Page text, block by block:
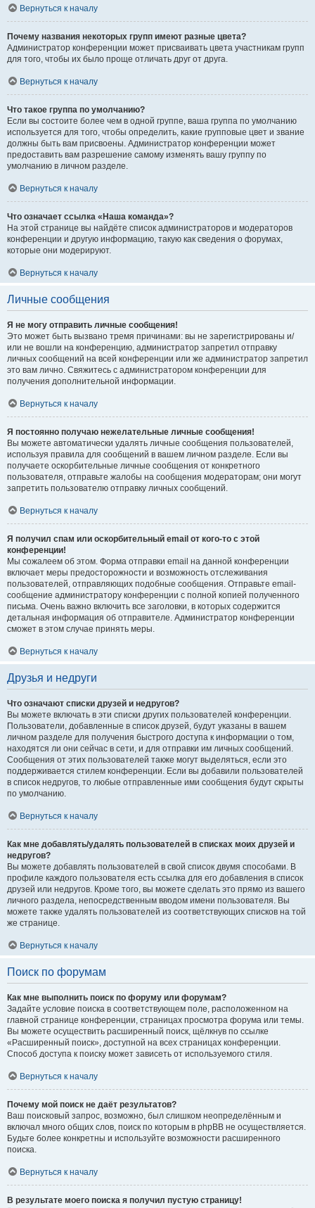
Вернуться к началу
Почему названия некоторых групп имеют разные цвета?
Администратор конференции может присваивать цвета участникам групп
для того, чтобы их было проще отличать друг от друга.
Вернуться к началу
Что такое группа по умолчанию?
Если вы состоите более чем в одной группе, ваша группа по умолчанию
используется для того, чтобы определить, какие групповые цвет и звание
должны быть вам присвоены. Администратор конференции может
предоставить вам разрешение самому изменять вашу группу по
умолчанию в личном разделе.
Вернуться к началу
Что означает ссылка «Наша команда»?
На этой странице вы найдёте список администраторов и модераторов
конференции и другую информацию, такую как сведения о форумах,
которые они модерируют.
Вернуться к началу
Личные сообщения
Я не могу отправить личные сообщения!
Это может быть вызвано тремя причинами: вы не зарегистрированы и/
или не вошли на конференцию, администратор запретил отправку
личных сообщений на всей конференции или же администратор запретил
это вам лично. Свяжитесь с администратором конференции для
получения дополнительной информации.
Вернуться к началу
Я постоянно получаю нежелательные личные сообщения!
Вы можете автоматически удалять личные сообщения пользователей,
используя правила для сообщений в вашем личном разделе. Если вы
получаете оскорбительные личные сообщения от конкретного
пользователя, отправьте жалобы на сообщения модераторам; они могут
запретить пользователю отправку личных сообщений.
Вернуться к началу
Я получил спам или оскорбительный email от кого-то с этой
конференции!
Мы сожалеем об этом. Форма отправки email на данной конференции
включает меры предосторожности и возможность отслеживания
пользователей, отправляющих подобные сообщения. Отправьте email-
сообщение администратору конференции с полной копией полученного
письма. Очень важно включить все заголовки, в которых содержится
детальная информация об отправителе. Администратор конференции
сможет в этом случае принять меры.
Вернуться к началу
Друзья и недруги
Что означают списки друзей и недругов?
Вы можете включать в эти списки других пользователей конференции.
Пользователи, добавленные в список друзей, будут указаны в вашем
личном разделе для получения быстрого доступа к информации о том,
находятся ли они сейчас в сети, и для отправки им личных сообщений.
Сообщения от этих пользователей также могут выделяться, если это
поддерживается стилем конференции. Если вы добавили пользователей
в список недругов, то любые отправленные ими сообщения будут скрыты
по умолчанию.
Вернуться к началу
Как мне добавлять/удалять пользователей в списках моих друзей и
недругов?
Вы можете добавлять пользователей в свой список двумя способами. В
профиле каждого пользователя есть ссылка для его добавления в список
друзей или недругов. Кроме того, вы можете сделать это прямо из вашего
личного раздела, непосредственным вводом имени пользователя. Вы
можете также удалять пользователей из соответствующих списков на той
же странице.
Вернуться к началу
Поиск по форумам
Как мне выполнить поиск по форуму или форумам?
Задайте условие поиска в соответствующем поле, расположенном на
главной странице конференции, страницах просмотра форума или темы.
Вы можете осуществить расширенный поиск, щёлкнув по ссылке
«Расширенный поиск», доступной на всех страницах конференции.
Способ доступа к поиску может зависеть от используемого стиля.
Вернуться к началу
Почему мой поиск не даёт результатов?
Ваш поисковый запрос, возможно, был слишком неопределённым и
включал много общих слов, поиск по которым в phpBB не осуществляется.
Будьте более конкретны и используйте возможности расширенного
поиска.
Вернуться к началу
В результате моего поиска я получил пустую страницу!